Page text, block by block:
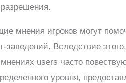
мнения игроков могут
заведений. Вследствие
users часто
уровня,